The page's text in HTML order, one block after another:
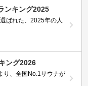
ンキング2025
ばれた、2025年の人
ング2026
り、全国No.1サウナが